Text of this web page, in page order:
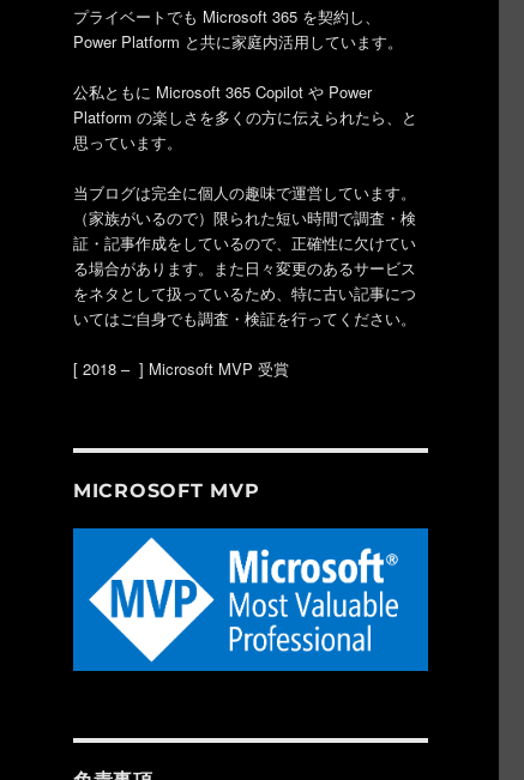
プライベートでも Microsoft 365 を契約し、
Power Platform と共に家庭内活用しています。
公私ともに Microsoft 365 Copilot や Power
Platform の楽しさを多くの方に伝えられたら、と
思っています。
当ブログは完全に個人の趣味で運営しています。
（家族がいるので）限られた短い時間で調査・検
証・記事作成をしているので、正確性に欠けてい
る場合があります。また日々変更のあるサービス
をネタとして扱っているため、特に古い記事につ
いてはご自身でも調査・検証を行ってください。
[ 2018 – ] Microsoft MVP 受賞
MICROSOFT MVP